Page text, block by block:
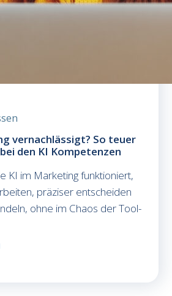
vernachlässigt? So teuer
den KI Kompetenzen
KI im Marketing funktioniert,
präziser entscheiden
ohne im Chaos der Tool-
vernachlässigt? So teuer